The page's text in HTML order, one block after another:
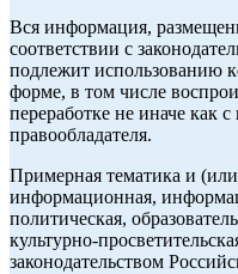
Вся информация,
соответствии с
подлежит использованию
форме, в том числе
переработке не иначе как
правообладателя.
Примерная тематика и
информационная,
политическая,
культурно-
законодательством